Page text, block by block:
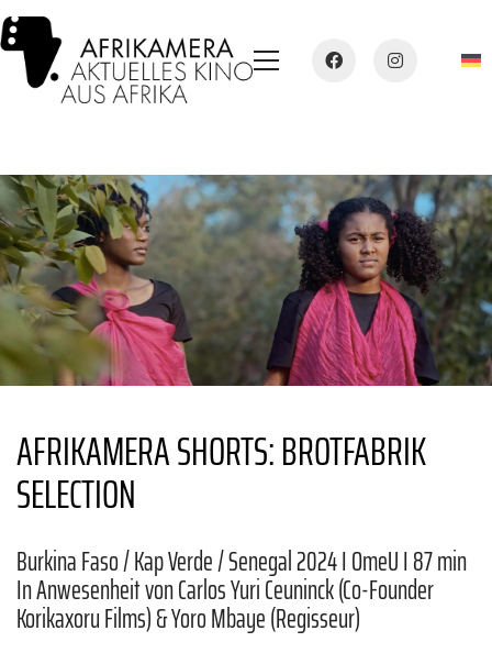
AFRIKAMERA SHORTS: BROTFABRIK
SELECTION
Burkina Faso / Kap Verde / Senegal 2024 I OmeU I 87 min
In Anwesenheit von Carlos Yuri Ceuninck (Co-Founder
Korikaxoru Films) & Yoro Mbaye (Regisseur)